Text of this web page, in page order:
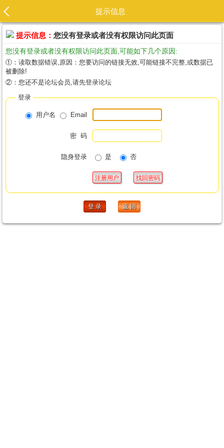
提示信息
提示信息： 您没有登录或者没有权限访问此页面
您没有登录或者没有权限访问此页面,可能如下几个原因:
①：读取数据错误,原因：您要访问的链接无效,可能链接不完整,或数据已
被删除!
②：您还不是论坛会员,请先登录论坛
登录
用户名 Email
密 码
隐身登录 是 否